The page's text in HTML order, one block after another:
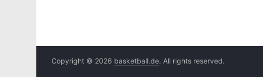
Copyright © 2026 basketball.de. All rights reserved.